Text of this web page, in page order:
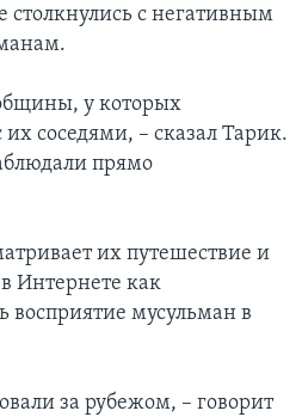
столкнулись с негативным
у которых
соседями, – сказал Тарик.
прямо
их путешествие и
Интернете как
восприятие мусульман в
за рубежом, – говорит